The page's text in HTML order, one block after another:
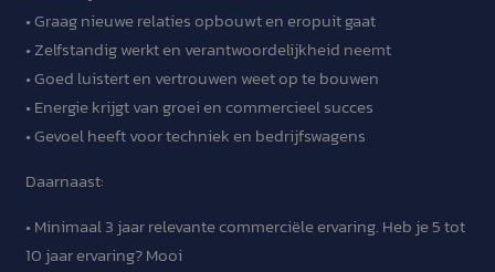
• Graag nieuwe relaties opbouwt en eropuit gaat
• Zelfstandig werkt en verantwoordelijkheid neemt
• Goed luistert en vertrouwen weet op te bouwen
• Energie krijgt van groei en commercieel succes
• Gevoel heeft voor techniek en bedrijfswagens
Daarnaast:
• Minimaal 3 jaar relevante commerciële ervaring. Heb je 5 tot
10 jaar ervaring? Mooi